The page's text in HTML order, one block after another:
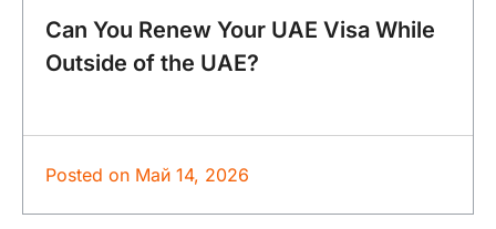
Can You Renew Your UAE Visa While
Outside of the UAE?
Posted on Май 14, 2026